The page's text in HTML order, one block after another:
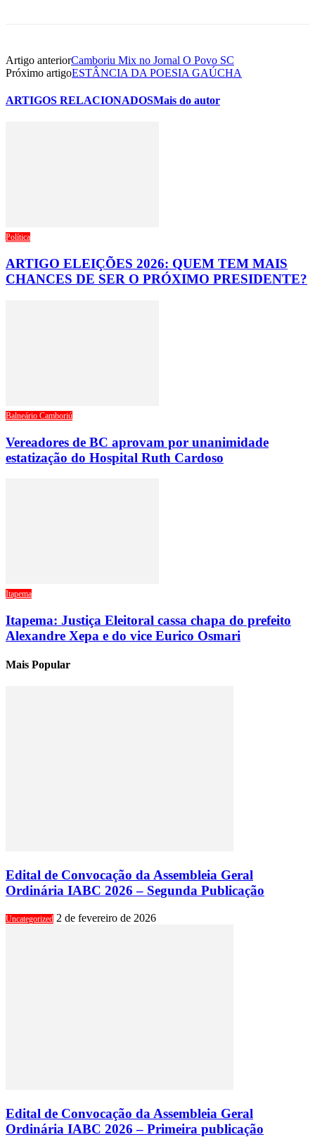
Artigo anteriorCamboriu Mix no Jornal O Povo SC
Próximo artigoESTÂNCIA DA POESIA GAÚCHA
ARTIGOS RELACIONADOSMais do autor
Política
ARTIGO ELEIÇÕES 2026: QUEM TEM MAIS
CHANCES DE SER O PRÓXIMO PRESIDENTE?
Balneário Camboriú
Vereadores de BC aprovam por unanimidade
estatização do Hospital Ruth Cardoso
Itapema
Itapema: Justiça Eleitoral cassa chapa do prefeito
Alexandre Xepa e do vice Eurico Osmari
Mais Popular
Edital de Convocação da Assembleia Geral
Ordinária IABC 2026 – Segunda Publicação
Uncategorized 2 de fevereiro de 2026
Edital de Convocação da Assembleia Geral
Ordinária IABC 2026 – Primeira publicação